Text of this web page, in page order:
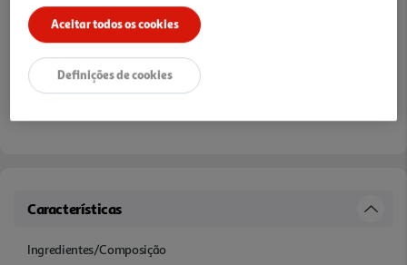
Características
Ingredientes/Composição
Aceitar todos os cookies
Definições de cookies